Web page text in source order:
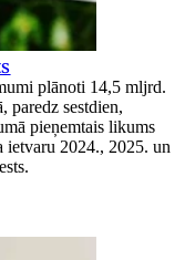
plānoti 14,5 mljrd.
paredz sestdien,
pieņemtais likums
ietvaru 2024., 2025. un